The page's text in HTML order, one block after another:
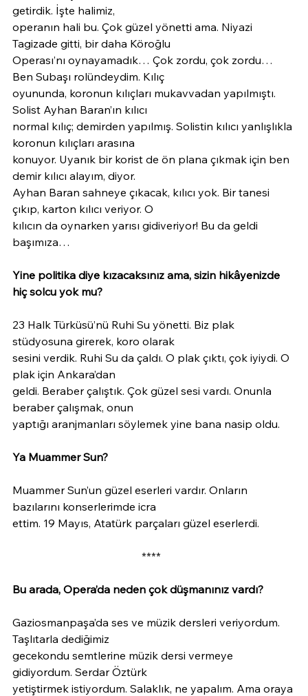
getirdik. İşte halimiz,
operanın hali bu. Çok güzel yönetti ama. Niyazi
Tagizade gitti, bir daha Köroğlu
Operası’nı oynayamadık… Çok zordu, çok zordu…
Ben Subaşı rolündeydim. Kılıç
oyununda, koronun kılıçları mukavvadan yapılmıştı.
Solist Ayhan Baran’ın kılıcı
normal kılıç; demirden yapılmış. Solistin kılıcı yanlışlıkla
koronun kılıçları arasına
konuyor. Uyanık bir korist de ön plana çıkmak için ben
demir kılıcı alayım, diyor.
Ayhan Baran sahneye çıkacak, kılıcı yok. Bir tanesi
çıkıp, karton kılıcı veriyor. O
kılıcın da oynarken yarısı gidiveriyor! Bu da geldi
başımıza…
Yine politika diye kızacaksınız ama, sizin hikâyenizde
hiç solcu yok mu?
23 Halk Türküsü’nü Ruhi Su yönetti. Biz plak
stüdyosuna girerek, koro olarak
sesini verdik. Ruhi Su da çaldı. O plak çıktı, çok iyiydi. O
plak için Ankara’dan
geldi. Beraber çalıştık. Çok güzel sesi vardı. Onunla
beraber çalışmak, onun
yaptığı aranjmanları söylemek yine bana nasip oldu.
Ya Muammer Sun?
Muammer Sun’un güzel eserleri vardır. Onların
bazılarını konserlerimde icra
ettim. 19 Mayıs, Atatürk parçaları güzel eserlerdi.
                                               ****
Bu arada, Opera’da neden çok düşmanınız vardı?
Gaziosmanpaşa’da ses ve müzik dersleri veriyordum.
Taşlıtarla dediğimiz
gecekondu semtlerine müzik dersi vermeye
gidiyordum. Serdar Öztürk
yetiştirmek istiyordum. Salaklık, ne yapalım. Ama oraya